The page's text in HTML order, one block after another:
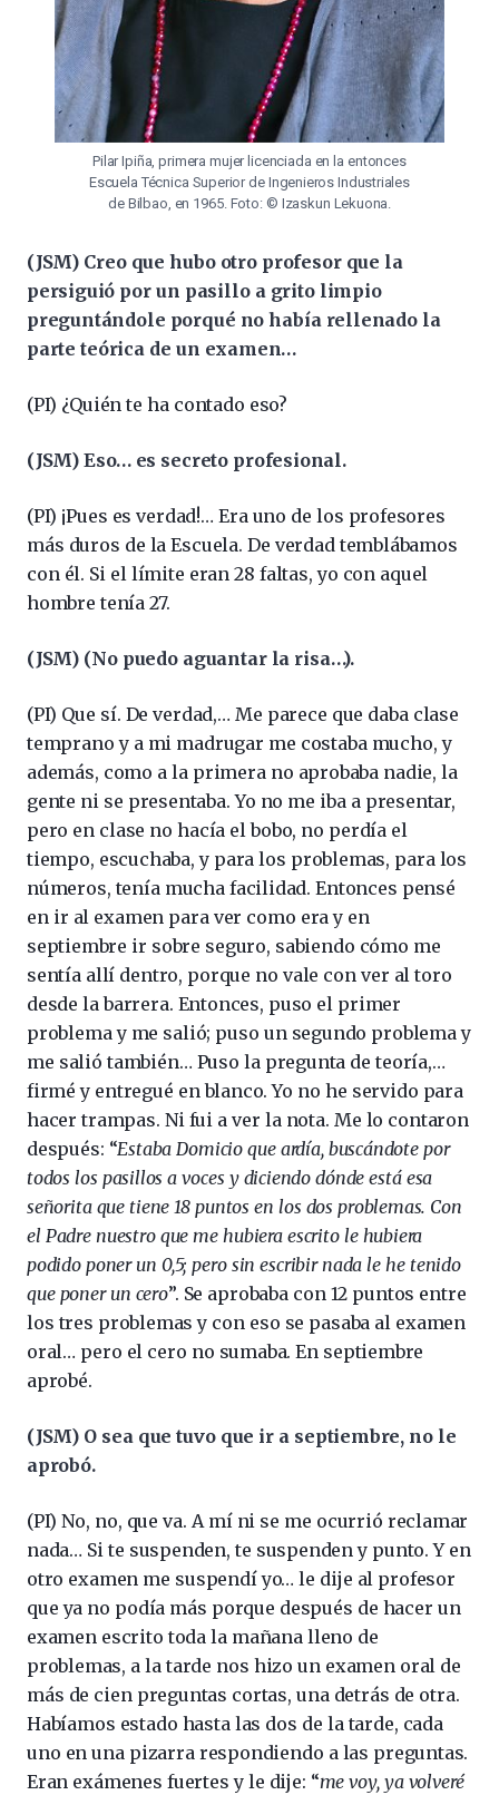
Pilar Ipiña, primera mujer licenciada en la entonces
Escuela Técnica Superior de Ingenieros Industriales
de Bilbao, en 1965. Foto: © Izaskun Lekuona.
(JSM) Creo que hubo otro profesor que la
persiguió por un pasillo a grito limpio
preguntándole porqué no había rellenado la
parte teórica de un examen…
(PI) ¿Quién te ha contado eso?
(JSM) Eso… es secreto profesional.
(PI) ¡Pues es verdad!… Era uno de los profesores
más duros de la Escuela. De verdad temblábamos
con él. Si el límite eran 28 faltas, yo con aquel
hombre tenía 27.
(JSM) (No puedo aguantar la risa…).
(PI) Que sí. De verdad,… Me parece que daba clase
temprano y a mi madrugar me costaba mucho, y
además, como a la primera no aprobaba nadie, la
gente ni se presentaba. Yo no me iba a presentar,
pero en clase no hacía el bobo, no perdía el
tiempo, escuchaba, y para los problemas, para los
números, tenía mucha facilidad. Entonces pensé
en ir al examen para ver como era y en
septiembre ir sobre seguro, sabiendo cómo me
sentía allí dentro, porque no vale con ver al toro
desde la barrera. Entonces, puso el primer
problema y me salió; puso un segundo problema y
me salió también… Puso la pregunta de teoría,…
firmé y entregué en blanco. Yo no he servido para
hacer trampas. Ni fui a ver la nota. Me lo contaron
después: “Estaba Domicio que ardía, buscándote por
todos los pasillos a voces y diciendo dónde está esa
señorita que tiene 18 puntos en los dos problemas. Con
el Padre nuestro que me hubiera escrito le hubiera
podido poner un 0,5; pero sin escribir nada le he tenido
que poner un cero”. Se aprobaba con 12 puntos entre
los tres problemas y con eso se pasaba al examen
oral… pero el cero no sumaba. En septiembre
aprobé.
(JSM) O sea que tuvo que ir a septiembre, no le
aprobó.
(PI) No, no, que va. A mí ni se me ocurrió reclamar
nada… Si te suspenden, te suspenden y punto. Y en
otro examen me suspendí yo… le dije al profesor
que ya no podía más porque después de hacer un
examen escrito toda la mañana lleno de
problemas, a la tarde nos hizo un examen oral de
más de cien preguntas cortas, una detrás de otra.
Habíamos estado hasta las dos de la tarde, cada
uno en una pizarra respondiendo a las preguntas.
Eran exámenes fuertes y le dije: “me voy, ya volveré